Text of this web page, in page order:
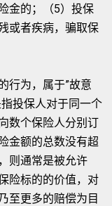
金的；（5）投保
或者疾病，骗取保
行为，属于”故意
投保人对于同一个
数个保险人分别订
金额的总数没有超
则通常是被允许
险标的的价值，对
至更多的赔偿为目